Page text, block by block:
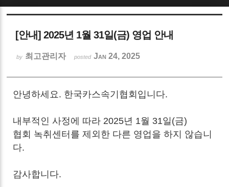
[안내] 2025년 1월 31일(금) 영업 안내
by 최고관리자 posted Jan 24, 2025
안녕하세요. 한국카스속기협회입니다.
내부적인 사정에 따라 2025년 1월 31일(금)
협회 녹취센터를 제외한 다른 영업을 하지 않습니
다.
감사합니다.
Sketchbook5, 스케치북5
Sketchbook5, 스케치북5